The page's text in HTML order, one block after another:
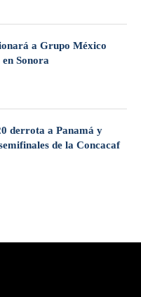
a Grupo México
Sonora
derrota a Panamá y
de la Concacaf